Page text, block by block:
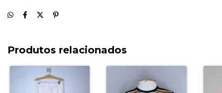
Produtos relacionados